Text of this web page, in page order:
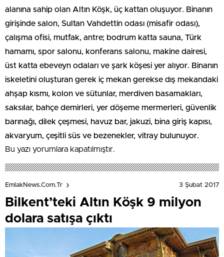
alanına sahip olan Altın Köşk, üç kattan oluşuyor. Binanın
girişinde salon, Sultan Vahdettin odası (misafir odası),
çalışma ofisi, mutfak, antre; bodrum katta sauna, Türk
hamamı, spor salonu, konferans salonu, makine dairesi,
üst katta ebeveyn odaları ve şark köşesi yer alıyor. Binanın
iskeletini oluşturan gerek iç mekan gerekse dış mekandaki
ahşap kısmı, kolon ve sütunlar, merdiven basamakları,
saksılar, bahçe demirleri, yer döşeme mermerleri, güvenlik
barınağı, dilek çeşmesi, havuz bar, jakuzi, bina giriş kapısı,
akvaryum, çeşitli süs ve bezenekler, vitray bulunuyor.
Bu yazı yorumlara kapatılmıştır.
EmlakNews.com.tr 3 Şubat 2017
Bilkent’teki Altın Köşk 9 milyon
dolara satışa çıktı